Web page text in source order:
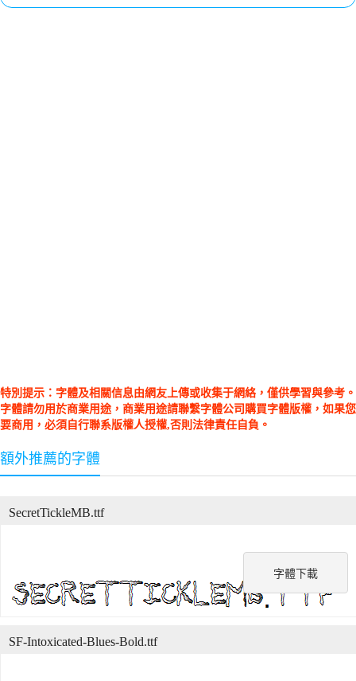
特別提示：字體及相關信息由網友上傳或收集于網絡，僅供學習與參考。
字體請勿用於商業用途，商業用途請聯繫字體公司購買字體版權，如果您
要商用，必須自行聯系版權人授權,否則法律責任自負。
額外推薦的字體
字體下載
SecretTickleMB.ttf
SF-Intoxicated-Blues-Bold.ttf